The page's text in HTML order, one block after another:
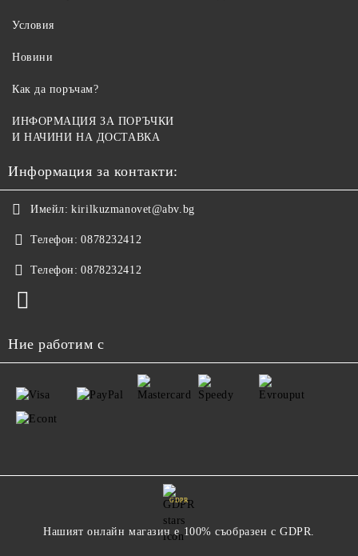
Условия
Новини
Как да поръчам?
ИНФОРМАЦИЯ ЗА ПОРЪЧКИ
И НАЧИНИ НА ДОСТАВКА
Информация за контакти:
Имейл: kirilkuzmanovet@abv.bg
Телефон: 0878232412
Телефон: 0878232412
Ние работим с
GDPR
Нашият онлайн магазин е 100% съобразен с GDPR.